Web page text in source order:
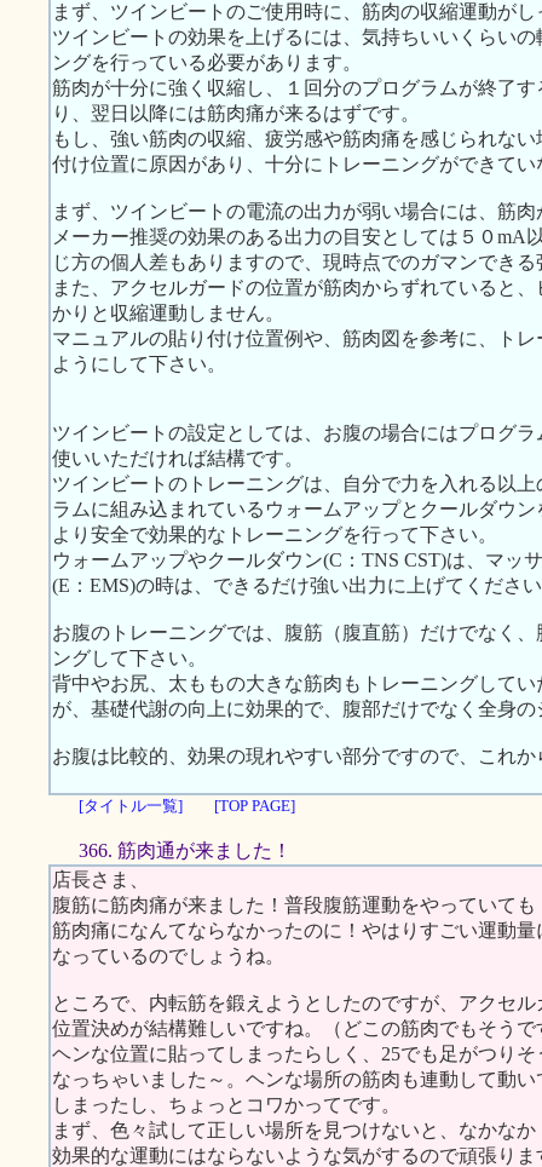
まず、ツインビートのご使用時に、筋肉の収縮運動が
ツインビートの効果を上げるには、気持ちいいくらい
ングを行っている必要があります。
筋肉が十分に強く収縮し、１回分のプログラムが終了
り、翌日以降には筋肉痛が来るはずです。
もし、強い筋肉の収縮、疲労感や筋肉痛を感じられな
付け位置に原因があり、十分にトレーニングができて
まず、ツインビートの電流の出力が弱い場合には、筋
メーカー推奨の効果のある出力の目安としては５０mA
じ方の個人差もありますので、現時点でのガマンでき
また、アクセルガードの位置が筋肉からずれていると
かりと収縮運動しません。
マニュアルの貼り付け位置例や、筋肉図を参考に、ト
ようにして下さい。
ツインビートの設定としては、お腹の場合にはプログ
使いいただければ結構です。
ツインビートのトレーニングは、自分で力を入れる以
ラムに組み込まれているウォームアップとクールダウ
より安全で効果的なトレーニングを行って下さい。
ウォームアップやクールダウン(C：TNS CST)は、マッ
(E：EMS)の時は、できるだけ強い出力に上げてくださ
お腹のトレーニングでは、腹筋（腹直筋）だけでなく
ングして下さい。
背中やお尻、太ももの大きな筋肉もトレーニングして
が、基礎代謝の向上に効果的で、腹部だけでなく全身
お腹は比較的、効果の現れやすい部分ですので、これ
[タイトル一覧] [TOP PAGE]
366. 筋肉通が来ました！
店長さま、
腹筋に筋肉痛が来ました！普段腹筋運動をやっていても
筋肉痛になんてならなかったのに！やはりすごい運動量
なっているのでしょうね。
ところで、内転筋を鍛えようとしたのですが、アクセル
位置決めが結構難しいですね。（どこの筋肉でもそうで
ヘンな位置に貼ってしまったらしく、25でも足がつりそ
なっちゃいました～。ヘンな場所の筋肉も連動して動い
しまったし、ちょっとコワかってです。
まず、色々試して正しい場所を見つけないと、なかなか
効果的な運動にはならないような気がするので頑張りま